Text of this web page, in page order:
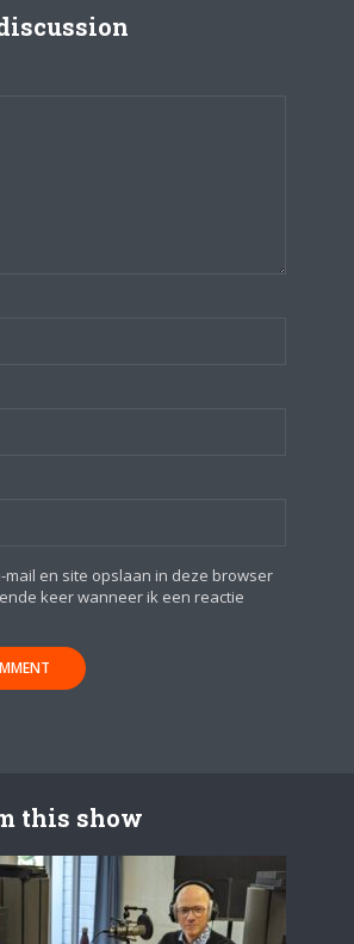
mail en site opslaan in deze browser
keer wanneer ik een reactie
this show